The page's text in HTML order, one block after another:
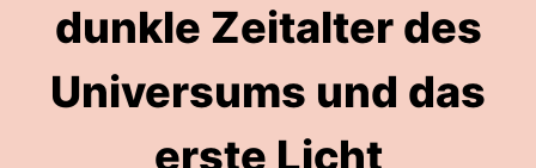
dunkle Zeitalter des
Universums und das
erste Licht